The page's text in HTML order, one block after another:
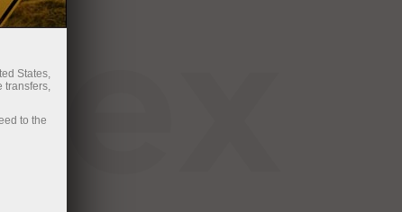
States,
transfers,
to the